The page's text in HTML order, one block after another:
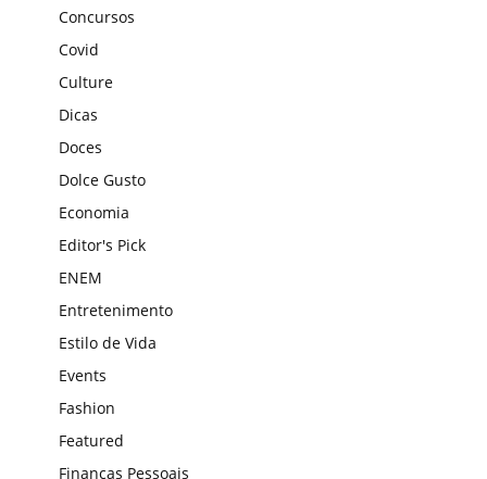
Concursos
Covid
Culture
Dicas
Doces
Dolce Gusto
Economia
Editor's Pick
ENEM
Entretenimento
Estilo de Vida
Events
Fashion
Featured
Finanças Pessoais